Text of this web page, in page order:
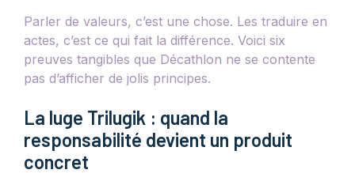
Parler de valeurs, c’est une chose. Les traduire en
actes, c’est ce qui fait la différence. Voici six
preuves tangibles que Décathlon ne se contente
pas d’afficher de jolis principes.
La luge Trilugik : quand la
responsabilité devient un produit
concret